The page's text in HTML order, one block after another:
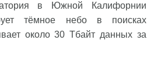
в Южной Калифорнии
тёмное небо в поисках
около 30 Тбайт данных за